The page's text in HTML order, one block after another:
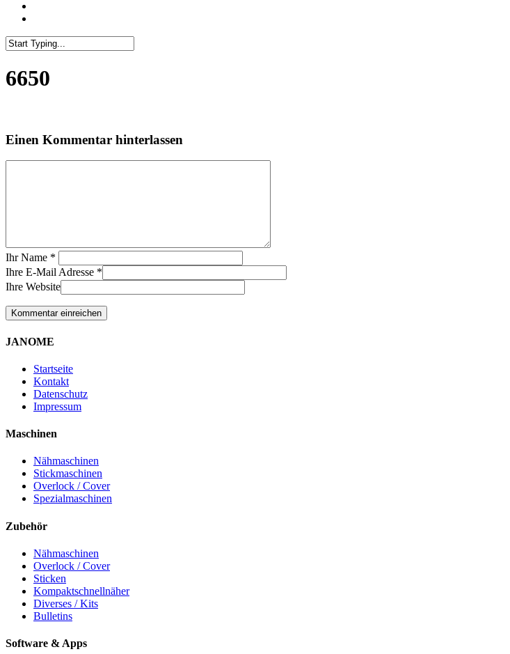
6650
Einen Kommentar hinterlassen
Ihr Name *
Ihre E-Mail Adresse *
Ihre Website
JANOME
Startseite
Kontakt
Datenschutz
Impressum
Maschinen
Nähmaschinen
Stickmaschinen
Overlock / Cover
Spezialmaschinen
Zubehör
Nähmaschinen
Overlock / Cover
Sticken
Kompaktschnellnäher
Diverses / Kits
Bulletins
Software & Apps